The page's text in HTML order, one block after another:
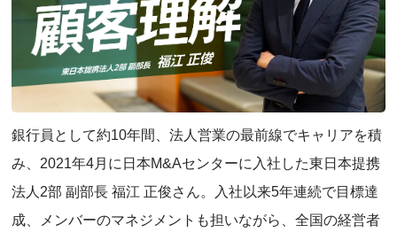
銀行員として約10年間、法人営業の最前線でキャリアを積
み、2021年4月に日本M&Aセンターに入社した東日本提携
法人2部 副部長 福江 正俊さん。入社以来5年連続で目標達
成、メンバーのマネジメントも担いながら、全国の経営者